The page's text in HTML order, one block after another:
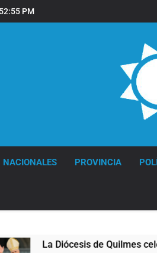
PM
NACIONALES PROVINCIA
de Quilmes celebró la visita del